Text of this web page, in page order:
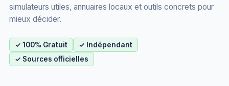
simulateurs utiles, annuaires locaux et outils concrets pour
mieux décider.
✓ 100% Gratuit
✓ Indépendant
✓ Sources officielles